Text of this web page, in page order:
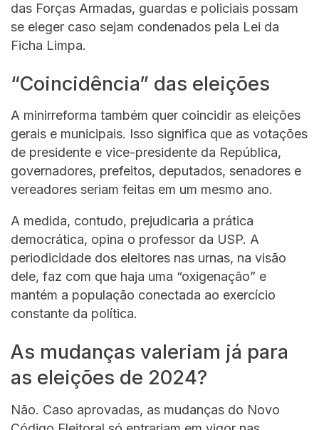
das Forças Armadas, guardas e policiais possam
se eleger caso sejam condenados pela Lei da
Ficha Limpa.
“Coincidência” das eleições
A minirreforma também quer coincidir as eleições
gerais e municipais. Isso significa que as votações
de presidente e vice-presidente da República,
governadores, prefeitos, deputados, senadores e
vereadores seriam feitas em um mesmo ano.
A medida, contudo, prejudicaria a prática
democrática, opina o professor da USP. A
periodicidade dos eleitores nas urnas, na visão
dele, faz com que haja uma “oxigenação” e
mantém a população conectada ao exercício
constante da política.
As mudanças valeriam já para
as eleições de 2024?
Não. Caso aprovadas, as mudanças do Novo